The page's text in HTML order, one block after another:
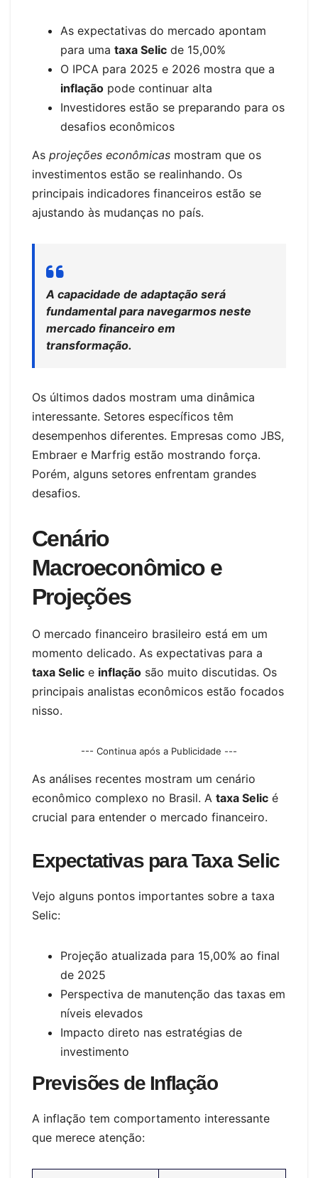
As expectativas do mercado apontam
para uma taxa Selic de 15,00%
O IPCA para 2025 e 2026 mostra que a
inflação pode continuar alta
Investidores estão se preparando para os
desafios econômicos
As projeções econômicas mostram que os
investimentos estão se realinhando. Os
principais indicadores financeiros estão se
ajustando às mudanças no país.
A capacidade de adaptação será
fundamental para navegarmos neste
mercado financeiro em
transformação.
Os últimos dados mostram uma dinâmica
interessante. Setores específicos têm
desempenhos diferentes. Empresas como JBS,
Embraer e Marfrig estão mostrando força.
Porém, alguns setores enfrentam grandes
desafios.
Cenário
Macroeconômico e
Projeções
O mercado financeiro brasileiro está em um
momento delicado. As expectativas para a
taxa Selic e inflação são muito discutidas. Os
principais analistas econômicos estão focados
nisso.
--- Continua após a Publicidade ---
As análises recentes mostram um cenário
econômico complexo no Brasil. A taxa Selic é
crucial para entender o mercado financeiro.
Expectativas para Taxa Selic
Vejo alguns pontos importantes sobre a taxa
Selic:
Projeção atualizada para 15,00% ao final
de 2025
Perspectiva de manutenção das taxas em
níveis elevados
Impacto direto nas estratégias de
investimento
Previsões de Inflação
A inflação tem comportamento interessante
que merece atenção: